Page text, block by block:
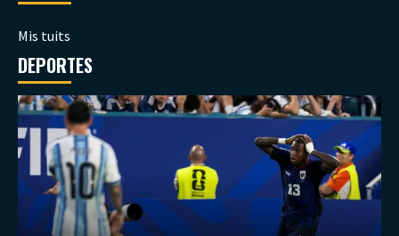
Mis tuits
DEPORTES